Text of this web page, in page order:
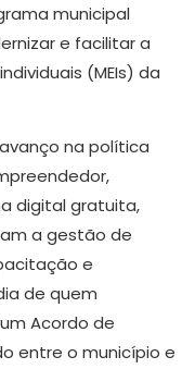
municipal
e facilitar a
(MEIs) da
na política
digital gratuita,
a gestão de
e
de quem
Acordo de
entre o município e